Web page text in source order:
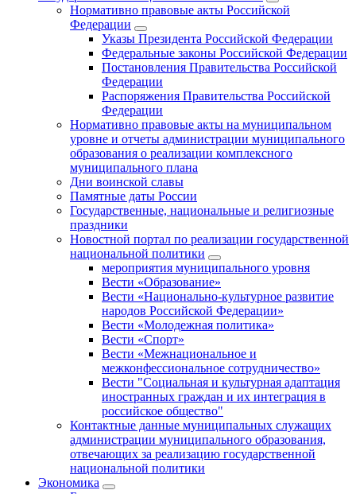
Нормативно правовые акты Российской
Федерации
Указы Президента Российской Федерации
Федеральные законы Российской Федерации
Постановления Правительства Российской
Федерации
Распоряжения Правительства Российской
Федерации
Нормативно правовые акты на муниципальном
уровне и отчеты администрации муниципального
образования о реализации комплексного
муниципального плана
Дни воинской славы
Памятные даты России
Государственные, национальные и религиозные
праздники
Новостной портал по реализации государственной
национальной политики
мероприятия муниципального уровня
Вести «Образование»
Вести «Национально-культурное развитие
народов Российской Федерации»
Вести «Молодежная политика»
Вести «Спорт»
Вести «Межнациональное и
межконфессиональное сотрудничество»
Вести "Социальная и культурная адаптация
иностранных граждан и их интеграция в
российское общество"
Контактные данные муниципальных служащих
администрации муниципального образования,
отвечающих за реализацию государственной
национальной политики
Экономика